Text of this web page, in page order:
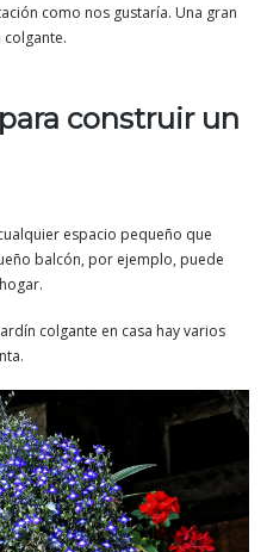
como nos gustaría. Una gran
construir un
espacio pequeño que
balcón, por ejemplo, puede
colgante en casa hay varios